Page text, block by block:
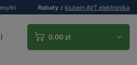
Rabaty z klubem AVT elektronika
0,00 zł